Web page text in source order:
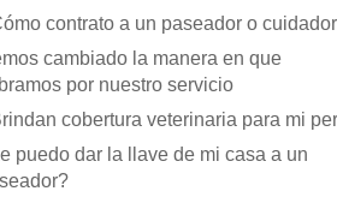
contrato a un paseador o
cambiado la manera en que
por nuestro servicio
cobertura veterinaria para mi
puedo dar la llave de mi casa a un